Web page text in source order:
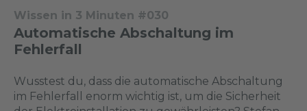
Wissen in 3 Minuten #030
Automatische Abschaltung im
Fehlerfall
Wusstest du, dass die automatische Abschaltung
im Fehlerfall enorm wichtig ist, um die Sicherheit